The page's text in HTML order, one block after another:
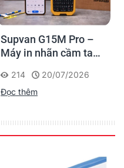
Supvan G15M Pro –
Máy in nhãn cầm tay
dấu một lần, tra cứu
trọn đời công trình
214
20/07/2026
Đọc thêm